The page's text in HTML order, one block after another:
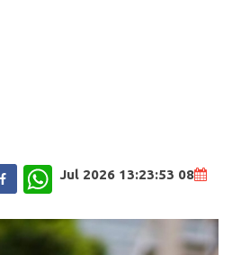
08 Jul 2026 13:23:53
WhatsApp